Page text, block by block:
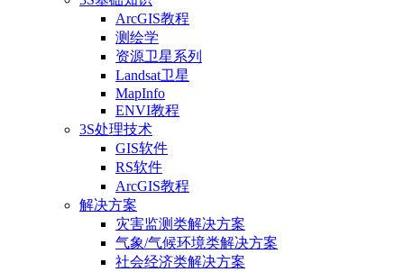
ArcGIS教程
测绘学
资源卫星系列
Landsat卫星
MapInfo
ENVI教程
3S处理技术
GIS软件
RS软件
ArcGIS教程
解决方案
灾害监测类解决方案
气象/气候环境类解决方案
社会经济类解决方案